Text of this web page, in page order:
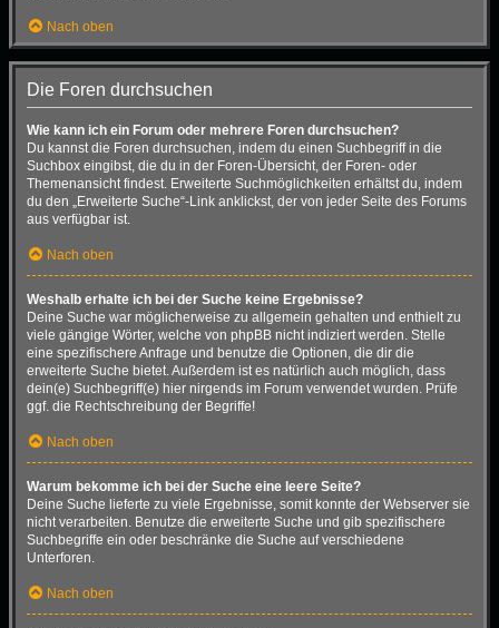
Nach oben
Die Foren durchsuchen
Wie kann ich ein Forum oder mehrere Foren durchsuchen?
Du kannst die Foren durchsuchen, indem du einen Suchbegriff in die
Suchbox eingibst, die du in der Foren-Übersicht, der Foren- oder
Themenansicht findest. Erweiterte Suchmöglichkeiten erhältst du, indem
du den „Erweiterte Suche“-Link anklickst, der von jeder Seite des Forums
aus verfügbar ist.
Nach oben
Weshalb erhalte ich bei der Suche keine Ergebnisse?
Deine Suche war möglicherweise zu allgemein gehalten und enthielt zu
viele gängige Wörter, welche von phpBB nicht indiziert werden. Stelle
eine spezifischere Anfrage und benutze die Optionen, die dir die
erweiterte Suche bietet. Außerdem ist es natürlich auch möglich, dass
dein(e) Suchbegriff(e) hier nirgends im Forum verwendet wurden. Prüfe
ggf. die Rechtschreibung der Begriffe!
Nach oben
Warum bekomme ich bei der Suche eine leere Seite?
Deine Suche lieferte zu viele Ergebnisse, somit konnte der Webserver sie
nicht verarbeiten. Benutze die erweiterte Suche und gib spezifischere
Suchbegriffe ein oder beschränke die Suche auf verschiedene
Unterforen.
Nach oben